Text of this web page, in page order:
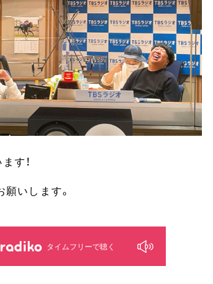
す！
いします。
タイムフリーで聴く